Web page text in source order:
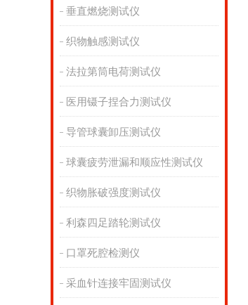
垂直燃烧测试仪
织物触感测试仪
法拉第筒电荷测试仪
医用镊子捏合力测试仪
导管球囊卸压测试仪
球囊疲劳泄漏和顺应性测试仪
织物胀破强度测试仪
利森四足踏轮测试仪
口罩死腔检测仪
采血针连接牢固测试仪